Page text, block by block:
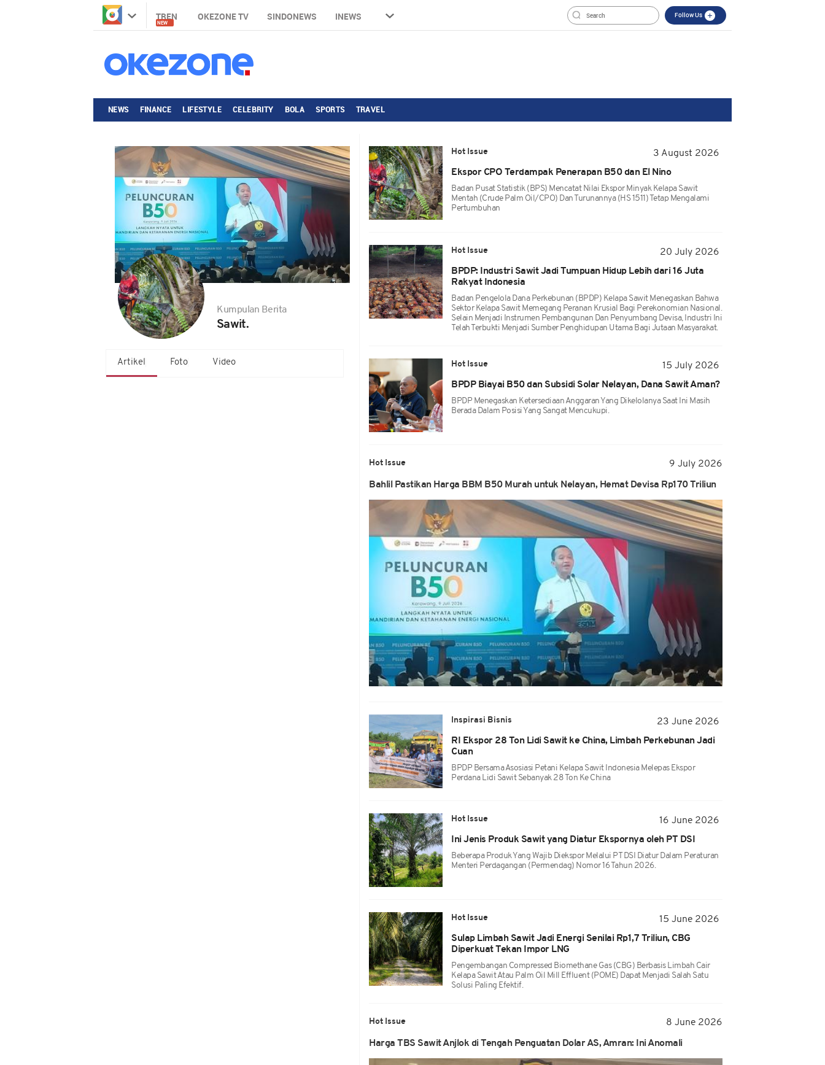
TREN
NEW
OKEZONE TV SINDONEWS INEWS Follow Us
NEWS FINANCE LIFESTYLE CELEBRITY BOLA SPORTS TRAVEL
Kumpulan Berita
Sawit.
Artikel Foto Video
Hot Issue
3 August 2026
Ekspor CPO Terdampak Penerapan B50 dan El Nino
Badan Pusat Statistik (BPS) Mencatat Nilai Ekspor Minyak Kelapa Sawit
Mentah (crude Palm Oil/CPO) Dan Turunannya (HS 1511) Tetap Mengalami
Pertumbuhan
Hot Issue
20 July 2026
BPDP: Industri Sawit Jadi Tumpuan Hidup Lebih dari 16 Juta
Rakyat Indonesia
Badan Pengelola Dana Perkebunan (BPDP) Kelapa Sawit Menegaskan Bahwa
Sektor Kelapa Sawit Memegang Peranan Krusial Bagi Perekonomian Nasional.
Selain Menjadi Instrumen Pembangunan Dan Penyumbang Devisa, Industri Ini
Telah Terbukti Menjadi Sumber Penghidupan Utama Bagi Jutaan Masyarakat.
Hot Issue
15 July 2026
BPDP Biayai B50 dan Subsidi Solar Nelayan, Dana Sawit Aman?
BPDP Menegaskan Ketersediaan Anggaran Yang Dikelolanya Saat Ini Masih
Berada Dalam Posisi Yang Sangat Mencukupi.
Hot Issue 9 July 2026
Bahlil Pastikan Harga BBM B50 Murah untuk Nelayan, Hemat Devisa Rp170 Triliun
Inspirasi Bisnis
23 June 2026
RI Ekspor 28 Ton Lidi Sawit ke China, Limbah Perkebunan Jadi
Cuan
BPDP Bersama Asosiasi Petani Kelapa Sawit Indonesia Melepas Ekspor
Perdana Lidi Sawit Sebanyak 28 Ton Ke China
Hot Issue
16 June 2026
Ini Jenis Produk Sawit yang Diatur Ekspornya oleh PT DSI
Beberapa Produk Yang Wajib Diekspor Melalui PT DSI Diatur Dalam Peraturan
Menteri Perdagangan (Permendag) Nomor 16 Tahun 2026.
Hot Issue
15 June 2026
Sulap Limbah Sawit Jadi Energi Senilai Rp1,7 Triliun, CBG
Diperkuat Tekan Impor LNG
Pengembangan Compressed Biomethane Gas (CBG) Berbasis Limbah Cair
Kelapa Sawit Atau Palm Oil Mill Effluent (POME) Dapat Menjadi Salah Satu
Solusi Paling Efektif.
Hot Issue 8 June 2026
Harga TBS Sawit Anjlok di Tengah Penguatan Dolar AS, Amran: Ini Anomali